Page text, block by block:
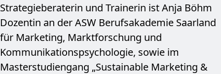
Strategieberaterin und Trainerin ist Anja Böhm
Dozentin an der ASW Berufsakademie Saarland
für Marketing, Marktforschung und
Kommunikations­psychologie, sowie im
Masterstudiengang „Sustainable Marketing &